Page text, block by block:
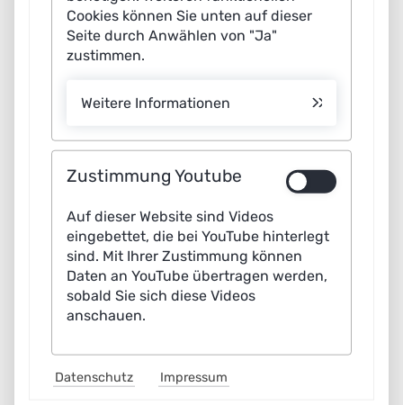
zulassen. So lassen sich aktuell bestehende
Interpretationsspielräume bei der Verarbeitung
der Schlüsseltechnologie KI für unsere Gesellschaft
Kryptographie und Sicherheit am Karlsruher Institut für
Technologie (KIT) sowie Co-Leiter der Arbeitsgruppe IT-
Lernende Systeme.
Konkret empfehlen die Expertinnen und Experten etwa
das Privacy-Preserving Machine Learning (kurz: PPML),
das den Datenschutz bereits beim Design der KI-
Anonymisierung, Pseudonymisierung oder
Cookies können Sie unten auf dieser
Seite durch Anwählen von "Ja"
zustimmen.
Weitere Informationen
Zustimmung Youtube
Auf dieser Website sind Videos
eingebettet, die bei YouTube hinterlegt
sind. Mit Ihrer Zustimmung können
Daten an YouTube übertragen werden,
sobald Sie sich diese Videos
anschauen.
Datenschutz Impressum